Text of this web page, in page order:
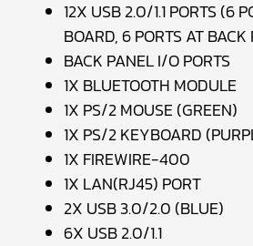
12X USB 2.0/1.1 PORTS (6
BOARD, 6 PORTS AT BACK
BACK PANEL I/O PORTS
1X BLUETOOTH MODULE
1X PS/2 MOUSE (GREEN)
1X PS/2 KEYBOARD
1X FIREWIRE-400
1X LAN(RJ45) PORT
2X USB 3.0/2.0 (BLUE)
6X USB 2.0/1.1